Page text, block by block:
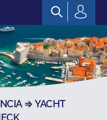
⇒ YACHT